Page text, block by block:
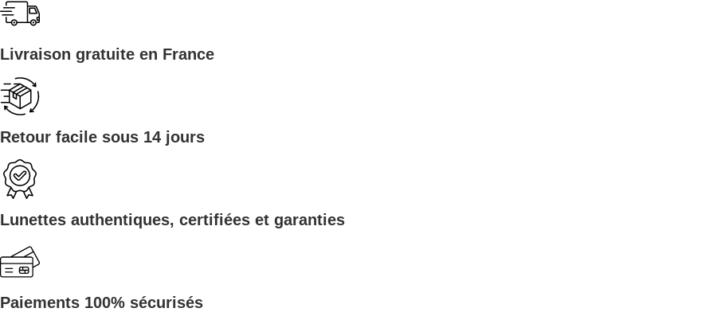
Livraison gratuite en France
Retour facile sous 14 jours
Lunettes authentiques, certifiées et garanties
Paiements 100% sécurisés